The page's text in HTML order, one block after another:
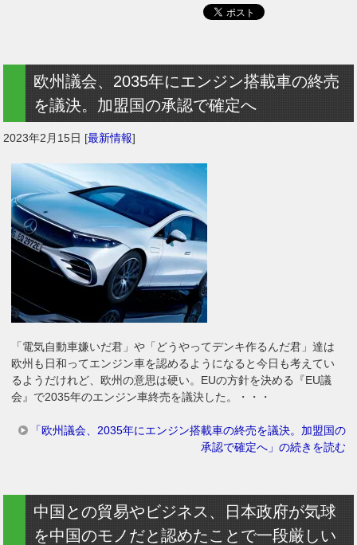
欧州議会、2035年にエンジン搭載車の終売
を議決。加盟国の承認で確定へ
2023年2月15日 [最新情報]
「電気自動車嫌いだ君」や「どうやってデンキ作るんだ君」達は
欧州も日和ってエンジン車を認めるようになると今日も考えてい
るようだけれど、欧州の意思は硬い。EUの方針を決める『EU議
会』で2035年のエンジン車終売を議決した。・・・
「欧州議会、2035年にエンジン搭載車の終売を議決。加盟国の
承認で確定へ」の続きを読む
中国との貿易やビジネス、日本政府が気球
を中国のモノだと認めたことで一段厳しい